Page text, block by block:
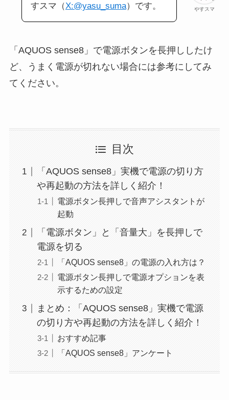
やすスマ
すスマ（X:@yasu_suma）です。
「AQUOS sense8」で電源ボタンを長押ししたけ
ど、うまく電源が切れない場合には参考にしてみ
てください。
目次
「AQUOS sense8」実機で電源の切り方
や再起動の方法を詳しく紹介！
電源ボタン長押しで音声アシスタントが
起動
「電源ボタン」と「音量大」を長押しで
電源を切る
「AQUOS sense8」の電源の入れ方は？
電源ボタン長押しで電源オプションを表
示するための設定
まとめ：「AQUOS sense8」実機で電源
の切り方や再起動の方法を詳しく紹介！
おすすめ記事
「AQUOS sense8」アンケート